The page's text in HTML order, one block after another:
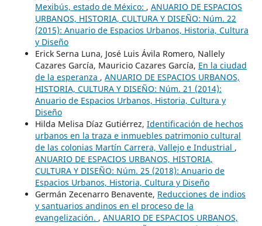
Mexibús, estado de México: , ANUARIO DE ESPACIOS
URBANOS, HISTORIA, CULTURA Y DISEÑO: Núm. 22
(2015): Anuario de Espacios Urbanos, Historia, Cultura
y Diseño
Erick Serna Luna, José Luis Ávila Romero, Nallely
Cazares García, Mauricio Cazares García, En la ciudad
de la esperanza , ANUARIO DE ESPACIOS URBANOS,
HISTORIA, CULTURA Y DISEÑO: Núm. 21 (2014):
Anuario de Espacios Urbanos, Historia, Cultura y
Diseño
Hilda Melisa Díaz Gutiérrez, Identificación de hechos
urbanos en la traza e inmuebles patrimonio cultural
de las colonias Martín Carrera, Vallejo e Industrial ,
ANUARIO DE ESPACIOS URBANOS, HISTORIA,
CULTURA Y DISEÑO: Núm. 25 (2018): Anuario de
Espacios Urbanos, Historia, Cultura y Diseño
Germán Zecenarro Benavente, Reducciones de indios
y santuarios andinos en el proceso de la
evangelización. , ANUARIO DE ESPACIOS URBANOS,